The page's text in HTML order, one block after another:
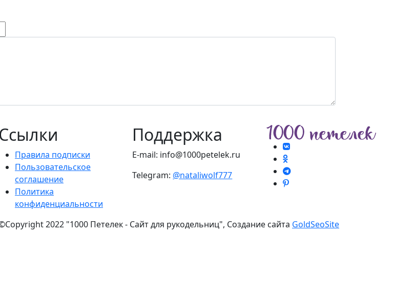
Ссылки
Правила подписки
Пользовательское
соглашение
Политика
конфиденциальности
Поддержка
E-mail: info@1000petelek.ru
Telegram: @nataliwolf777
2022 "1000 Петелек - Сайт для рукодельниц", Создание сайта GoldSeoSite